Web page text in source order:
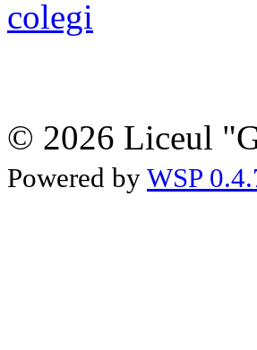
colegi
© 2026 Liceul
Powered by WSP